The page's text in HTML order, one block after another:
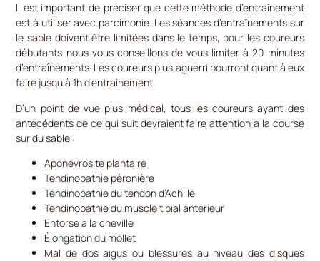
Il est important de préciser que cette méthode d’entrainement
est à utiliser avec parcimonie. Les séances d’entraînements sur
le sable doivent être limitées dans le temps, pour les coureurs
débutants nous vous conseillons de vous limiter à 20 minutes
d’entraînements. Les coureurs plus aguerri pourront quant à eux
faire jusqu’à 1h d’entrainement.
D’un point de vue plus médical, tous les coureurs ayant des
antécédents de ce qui suit devraient faire attention à la course
sur du sable :
Aponévrosite plantaire
Tendinopathie péronière
Tendinopathie du tendon d’Achille
Tendinopathie du muscle tibial antérieur
Entorse à la cheville
Élongation du mollet
Mal de dos aigus ou blessures au niveau des disques